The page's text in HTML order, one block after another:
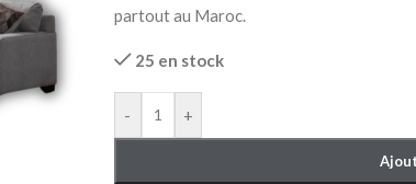
partout au Maroc.
25 en stock
- +